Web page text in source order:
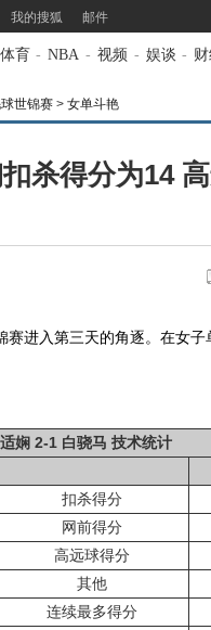
我的搜狐 邮件
体育 - NBA - 视频 - 娱谈 -
世锦赛 > 女单斗艳
杀得分为14
进入第三天的角逐。在女子
娴 2-1 白骁马 技术统计
扣杀得分
网前得分
高远球得分
其他
连续最多得分